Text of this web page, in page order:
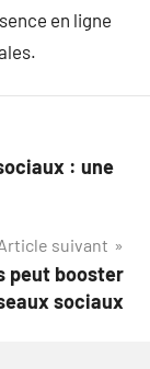
en ligne
: une
suivant
peut booster
sociaux